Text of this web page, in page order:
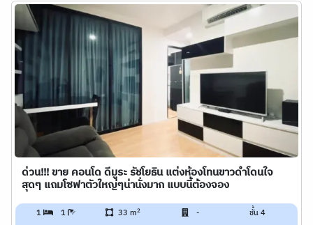
ด่วน!!! ขาย คอนโด ดีมูระ รัชโยธิน แต่งห้องโทนขาวดำโดนใจ
สุดๆ แถมโซฟาตัวใหญ่ๆน่านั่งมาก แบบนี้ต้องจอง
1 1 33 m2 - ชั้น 4